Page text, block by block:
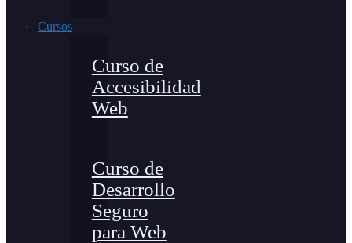
Cursos
Curso de
Accesibilidad
Web
Curso de
Desarrollo
Seguro
para Web